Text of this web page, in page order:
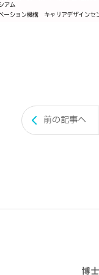
前の記事へ